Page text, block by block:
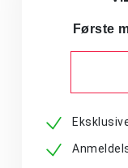
Første